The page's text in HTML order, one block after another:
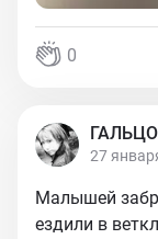
0
27
Малышей
ездили в